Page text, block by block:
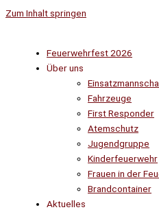
Zum Inhalt springen
Feuerwehrfest 2026
Über uns
Fahrzeuge
First Responder
Atemschutz
Jugendgruppe
Kinderfeuerwehr
Frauen in der
Brandcontainer
Aktuelles